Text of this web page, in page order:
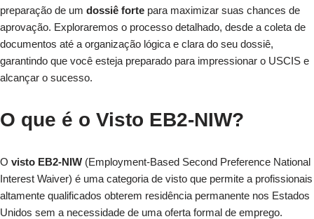
preparação de um dossiê forte para maximizar suas chances de
aprovação. Exploraremos o processo detalhado, desde a coleta de
documentos até a organização lógica e clara do seu dossiê,
garantindo que você esteja preparado para impressionar o USCIS e
alcançar o sucesso.
O que é o Visto EB2-NIW?
O visto EB2-NIW (Employment-Based Second Preference National
Interest Waiver) é uma categoria de visto que permite a profissionais
altamente qualificados obterem residência permanente nos Estados
Unidos sem a necessidade de uma oferta formal de emprego.